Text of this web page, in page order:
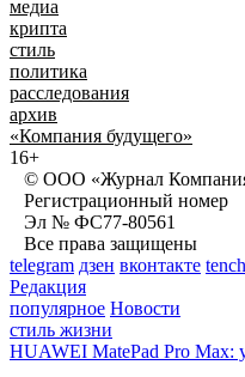
медиа
крипта
стиль
политика
расследования
архив
«Компания будущего»
16+
© ООО «Журнал
Регистрационный номер
Эл № ФС77-80561
Все права защищены
telegram дзен вконтакте
Редакция
популярное Новости
стиль жизни
HUAWEI MatePad Pro Max: